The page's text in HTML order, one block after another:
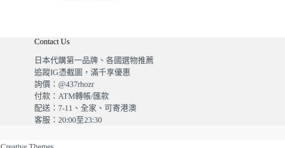
Contact Us
日本代購第一品牌、各國選物推薦
追蹤IG憑截圖，滿千享優惠
詢價：@437rhozr
付款：ATM轉帳/匯款
配送：7-11、全家、可寄港澳
客服：20:00至23:30